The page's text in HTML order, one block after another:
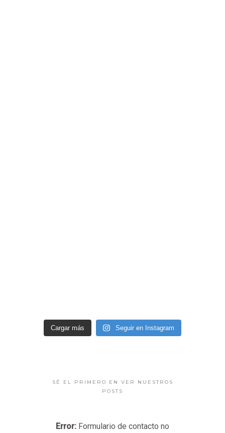
Cargar más Seguir en Instagram
SÉ EL PRIMERO EN VER NUESTROS
POSTS
Error: Formulario de contacto no